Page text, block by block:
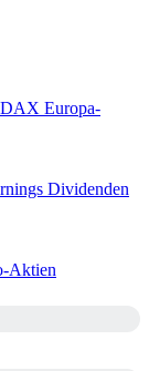
Europa-
Dividenden
Aktien